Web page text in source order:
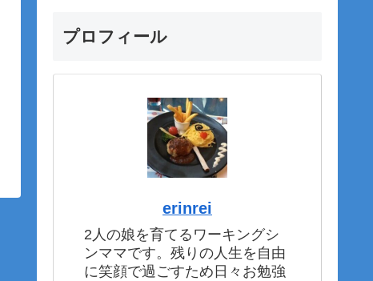
プロフィール
erinrei
2人の娘を育てるワーキングシ
ンママです。残りの人生を自由
に笑顔で過ごすため日々お勉強